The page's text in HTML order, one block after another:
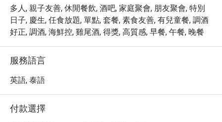
多人, 親子友善, 休閒餐飲, 酒吧, 家庭聚會, 朋友聚會, 特別
日子, 慶生, 任食放題, 單點, 套餐, 素食友善, 有兒童餐, 調酒
好正, 調酒, 海鮮控, 雞尾酒, 得獎, 高質感, 早餐, 午餐, 晚餐
服務語言
英語, 泰語
付款選擇